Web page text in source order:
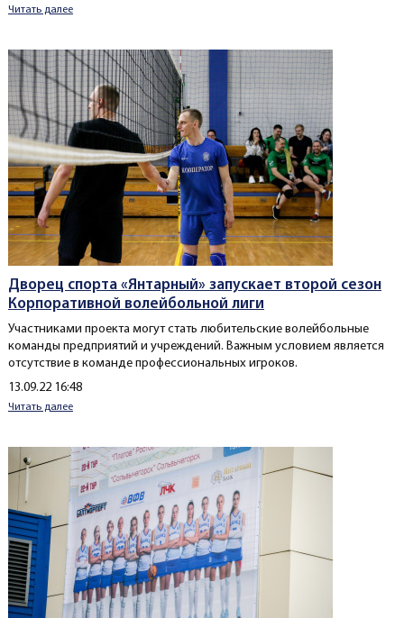
Читать далее
Дворец спорта «Янтарный» запускает второй сезон
Корпоративной волейбольной лиги
Участниками проекта могут стать любительские волейбольные
команды предприятий и учреждений. Важным условием является
отсутствие в команде профессиональных игроков.
Создано
13.09.22 16:48
Читать далее